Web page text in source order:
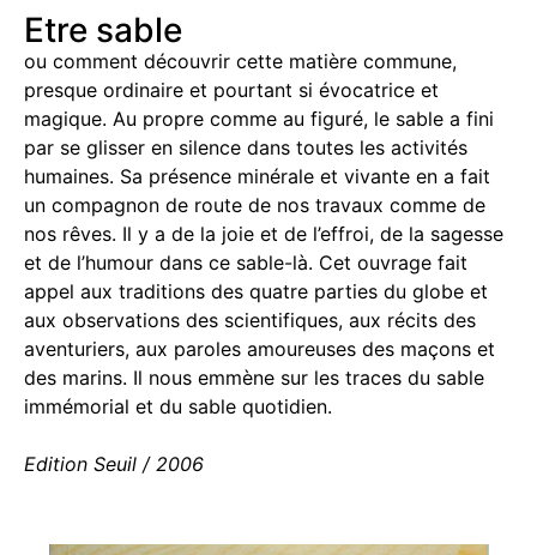
Etre sable
ou comment découvrir cette matière commune,
presque ordinaire et pourtant si évocatrice et
magique. Au propre comme au figuré, le sable a fini
par se glisser en silence dans toutes les activités
humaines. Sa présence minérale et vivante en a fait
un compagnon de route de nos travaux comme de
nos rêves. Il y a de la joie et de l’effroi, de la sagesse
et de l’humour dans ce sable-là. Cet ouvrage fait
appel aux traditions des quatre parties du globe et
aux observations des scientifiques, aux récits des
aventuriers, aux paroles amoureuses des maçons et
des marins. Il nous emmène sur les traces du sable
immémorial et du sable quotidien.
Edition Seuil / 2006